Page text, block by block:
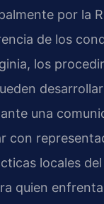
por la
de los
los
una
con
locales
quien